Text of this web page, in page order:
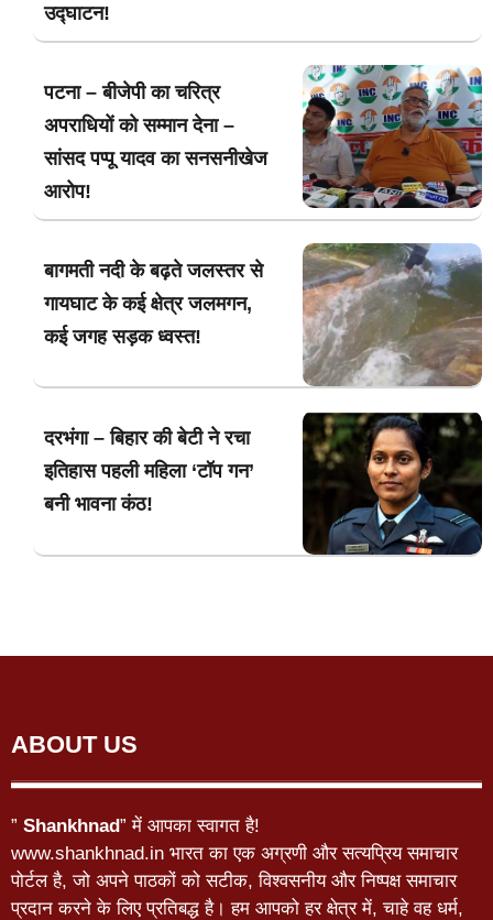
उद्घाटन!
पटना – बीजेपी का चरित्र
अपराधियों को सम्मान देना –
सांसद पप्पू यादव का सनसनीखेज
आरोप!
बागमती नदी के बढ़ते जलस्तर से
गायघाट के कई क्षेत्र जलमगन,
कई जगह सड़क ध्वस्त!
दरभंगा – बिहार की बेटी ने रचा
इतिहास पहली महिला ‘टॉप गन’
बनी भावना कंठ!
ABOUT US
” Shankhnad” में आपका स्वागत है!
www.shankhnad.in भारत का एक अग्रणी और सत्यप्रिय समाचार
पोर्टल है, जो अपने पाठकों को सटीक, विश्वसनीय और निष्पक्ष समाचार
प्रदान करने के लिए प्रतिबद्ध है। हम आपको हर क्षेत्र में, चाहे वह धर्म,